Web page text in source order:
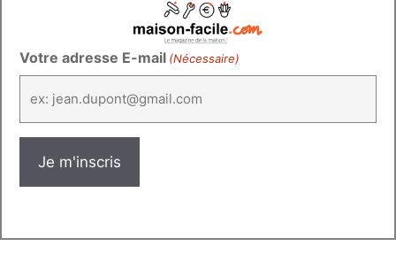
Votre adresse E-mail (Nécessaire)